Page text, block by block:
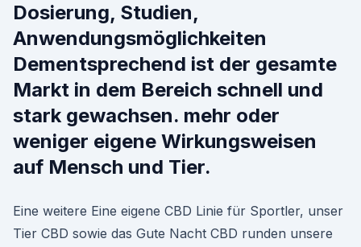
Dosierung, Studien,
Anwendungsmöglichkeiten
Dementsprechend ist der gesamte
Markt in dem Bereich schnell und
stark gewachsen. mehr oder
weniger eigene Wirkungsweisen
auf Mensch und Tier.
Eine weitere Eine eigene CBD Linie für Sportler, unser
Tier CBD sowie das Gute Nacht CBD runden unsere